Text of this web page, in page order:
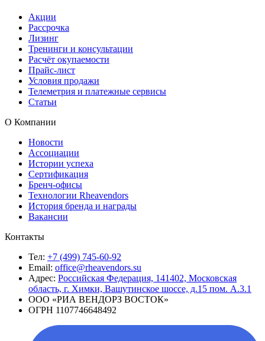
Акции
Рассрочка
Лизинг
Тренинги и консультации
Расчёт окупаемости
Прайс-лист
Условия продажи
Телеметрия и платежные сервисы
Статьи
О Компании
Новости
Ассоциации
Истории успеха
Сертификация
Бренч-офисы
Технологии Rheavendors
История бренда и награды
Вакансии
Контакты
Тел: +7 (499) 745-60-92
Email: office@rheavendors.su
Адрес: Российская Федерация, 141402, Московская
область, г. Химки, Вашутинское шоссе, д.15 пом. А.3.1
ООО «РИА ВЕНДОРЗ ВОСТОК»
ОГРН 1107746648492